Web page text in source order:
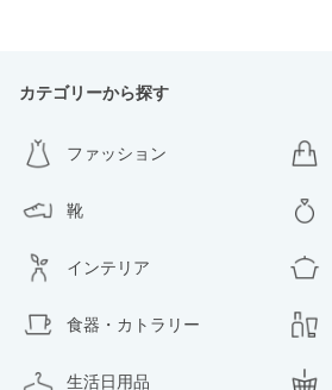
カテゴリーから探す
ファッション
靴
インテリア
食器・カトラリー
生活日用品